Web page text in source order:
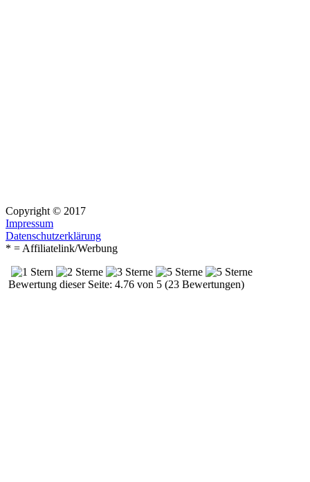
Copyright © 2017
Impressum
Datenschutzerklärung
* = Affiliatelink/Werbung
Bewertung dieser Seite: 4.76 von 5 (23 Bewertungen)